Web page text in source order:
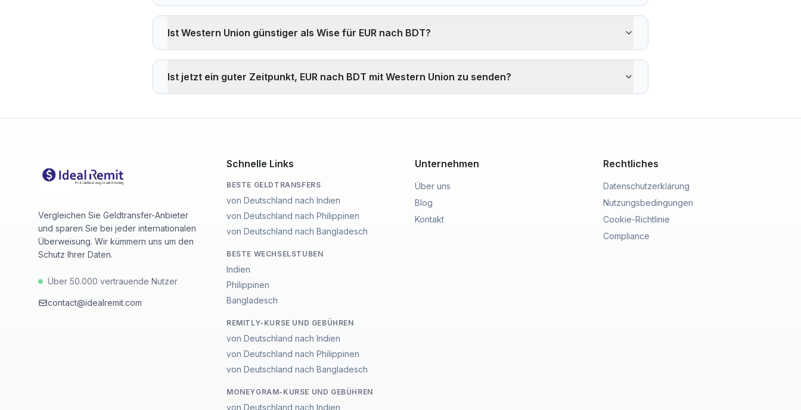
Ist Western Union günstiger als Wise für EUR nach BDT?
Vorteil von Western Union ist die Bargeldauszahlung über das Filialnetz.
Ist jetzt ein guter Zeitpunkt, EUR nach BDT mit Western Union zu senden?
Vergleichen Sie Geldtransfer-Anbieter
und sparen Sie bei jeder internationalen
Überweisung. Wir kümmern uns um den
Schutz Ihrer Daten.
Über 50.000 vertrauende Nutzer
contact@idealremit.com
Schnelle Links
BESTE GELDTRANSFERS
von Deutschland nach Indien
von Deutschland nach Philippinen
von Deutschland nach Bangladesch
BESTE WECHSELSTUBEN
Indien
Philippinen
Bangladesch
REMITLY-KURSE UND GEBÜHREN
von Deutschland nach Indien
von Deutschland nach Philippinen
von Deutschland nach Bangladesch
MONEYGRAM-KURSE UND GEBÜHREN
von Deutschland nach Indien
Unternehmen
Über uns
Blog
Kontakt
Rechtliches
Datenschutzerklärung
Nutzungsbedingungen
Cookie-Richtlinie
Compliance